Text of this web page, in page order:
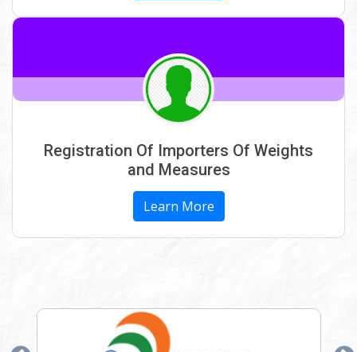
जी का विभागीय स्टाल मे आगमन - 02-11-2025
के संबंध में प्रकाशित समाचार दैनिक समाचार पत्रों
में। - 21-05-2025
विश्‍व मापविज्ञान दिवस 20 मई 2025 का आयोजन
के संबंध में प्रकाशित समाचार - 21-05-2025
सहायक नियंत्रक रायपुर एवं टीम द्वारा डिब्‍बा बंद
वस्‍तुओं का थोक बाजार डूमरतराई में निरीक्षण करते
हुए - 30-01-2025
कम तौल करने पर विधिक मापविज्ञान अंबिकापुर
(नापतौल) विभाग ने की कार्यवाही। - 19-09-
टीम द्वारा अभनपुर क्षेत्र का निरीक्षण करते हुए -
20-09-2024
Registration Of Importers Of Weights
and Measures
Learn More